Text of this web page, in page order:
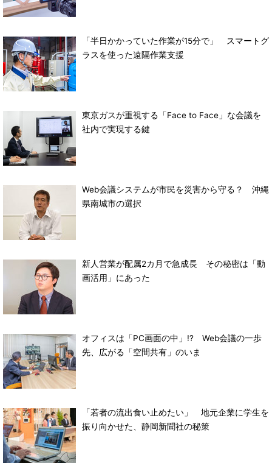
「半日かかっていた作業が15分で」 スマートグ
ラスを使った遠隔作業支援
東京ガスが重視する「Face to Face」な会議を
社内で実現する鍵
Web会議システムが市民を災害から守る？ 沖縄
県南城市の選択
新人営業が配属2カ月で急成長 その秘密は「動
画活用」にあった
オフィスは「PC画面の中」!? Web会議の一歩
先、広がる「空間共有」のいま
「若者の流出食い止めたい」 地元企業に学生を
振り向かせた、静岡新聞社の秘策